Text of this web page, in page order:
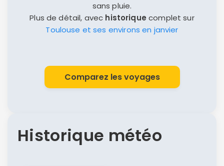
sans pluie.
Plus de détail, avec historique complet sur
Toulouse et ses environs en janvier
Comparez les voyages
Historique météo